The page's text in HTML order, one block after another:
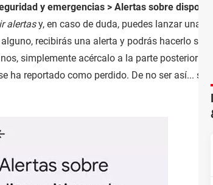
y emergencias > Alertas sobre
alertasy, en caso de duda, puedes lanzar una
recibirás una alerta y podrás hacerlo
simplemente acércalo a la parte posterior de
ha reportado como perdido. De no ser así... sí,